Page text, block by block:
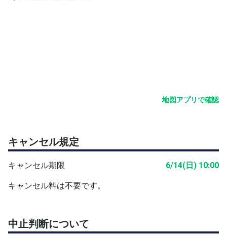
地図アプリで確認
キャンセル規定
キャンセル期限 6/14(日) 10:00
キャンセル料は不要です。
中止判断について